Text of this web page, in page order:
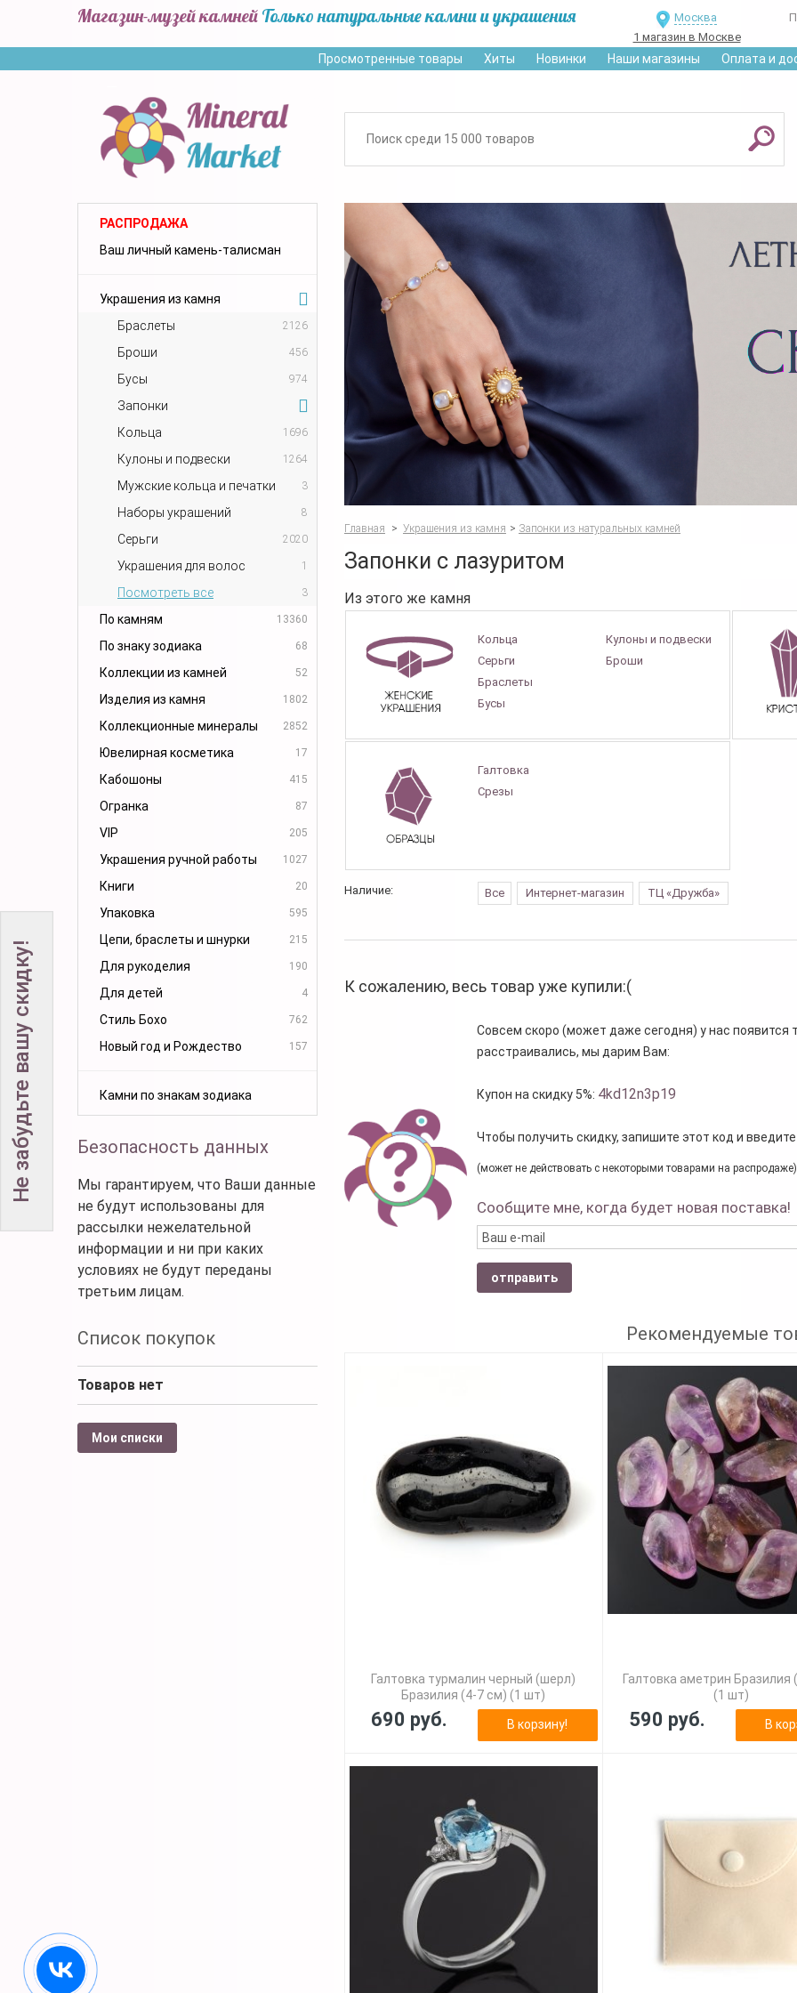
Магазин-музей камней Только натуральные камни и украшения
Москва
1 магазин в Москве
Просмотренные товары Хиты Новинки Наши магазины Оплата и
РАСПРОДАЖА
Ваш личный камень-талисман
Украшения из камня
Браслеты
2126
Броши 456
Бусы 974
Запонки
Кольца
1696
Кулоны и подвески 1264
Мужские кольца и печатки 3
Наборы украшений 8
Серьги 2020
Украшения для волос 1
Посмотреть все 3
По камням 13360
По знаку зодиака 68
Коллекции из камней 52
Изделия из камня 1802
Коллекционные минералы 2852
Ювелирная косметика 17
Кабошоны 415
Огранка 87
VIP 205
Украшения ручной работы 1027
Книги 20
Упаковка 595
Цепи, браслеты и шнурки 215
Для рукоделия 190
Для детей 4
Стиль Бохо 762
Новый год и Рождество 157
Камни по знакам зодиака
Безопасность данных
Мы гарантируем, что Ваши данные
не будут использованы для
рассылки нежелательной
информации и ни при каких
условиях не будут переданы
третьим лицам.
Список покупок
Товаров нет
Мои списки
Главная > Украшения из камня > Запонки из натуральных камней
Запонки с лазуритом
Из этого же камня
Кольца
Серьги
Браслеты
Бусы
Кулоны и подвески
Броши
Галтовка
Срезы
Наличие: Все Интернет-магазин ТЦ «Дружба»
К сожалению, весь товар уже купили:(
Совсем скоро (может даже сегодня) у нас появится
расстраивались, мы дарим Вам:
Купон на скидку 5%: 4kd12n3p19
Чтобы получить скидку, запишите этот код и
(может не действовать с некоторыми товарами на
Сообщите мне, когда будет новая поставка!
отправить
Рекомендуемые
Галтовка турмалин черный (шерл)
Бразилия (4-7 см) (1 шт)
690 руб. В корзину!
Галтовка аметрин Бразилия
(1 шт)
590 руб. В
Не забудьте вашу скидку!